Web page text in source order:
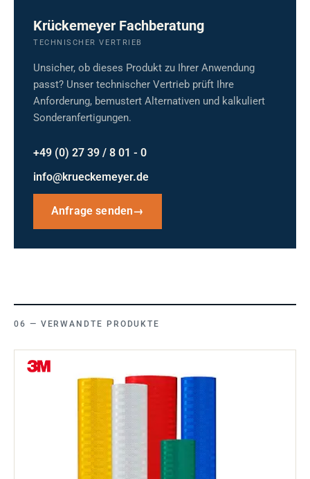
Krückemeyer Fachberatung
TECHNISCHER VERTRIEB
Unsicher, ob dieses Produkt zu Ihrer Anwendung
passt? Unser technischer Vertrieb prüft Ihre
Anforderung, bemustert Alternativen und kalkuliert
Sonderanfertigungen.
+49 (0) 27 39 / 8 01 - 0
info@krueckemeyer.de
Anfrage senden→
VERWANDTE PRODUKTE